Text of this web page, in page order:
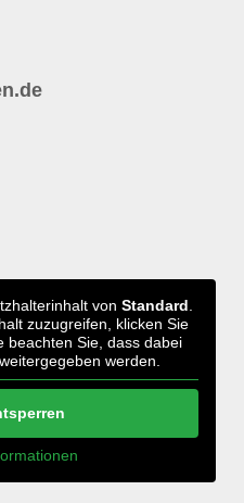
von Standard
zuzugreifen, klicken Sie
beachten Sie, dass dabei
werden.